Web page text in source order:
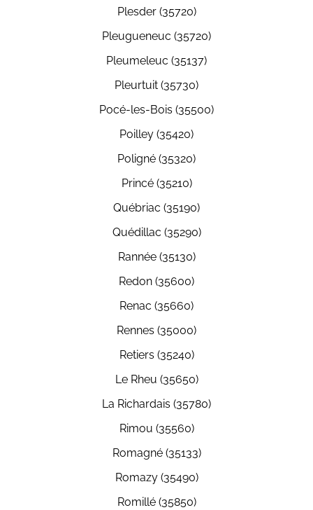
Plesder (35720)
Pleugueneuc (35720)
Pleumeleuc (35137)
Pleurtuit (35730)
Pocé-les-Bois (35500)
Poilley (35420)
Poligné (35320)
Princé (35210)
Québriac (35190)
Quédillac (35290)
Rannée (35130)
Redon (35600)
Renac (35660)
Rennes (35000)
Retiers (35240)
Le Rheu (35650)
La Richardais (35780)
Rimou (35560)
Romagné (35133)
Romazy (35490)
Romillé (35850)